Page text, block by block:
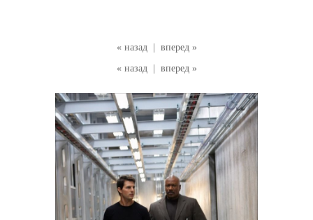
« назад
вперед »
« назад
вперед »